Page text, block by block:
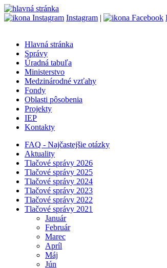
Instagram |
Hlavná stránka
Správy
Úradná tabuľa
Ministerstvo
Medzinárodné vzťahy
Fondy
Oblasti pôsobenia
Projekty
IEP
Kontakty
FAQ - Najčastejšie otázky
Aktuality
Tlačové správy 2026
Tlačové správy 2025
Tlačové správy 2024
Tlačové správy 2023
Tlačové správy 2022
Tlačové správy 2021
Január
Február
Marec
Apríl
Máj
Jún